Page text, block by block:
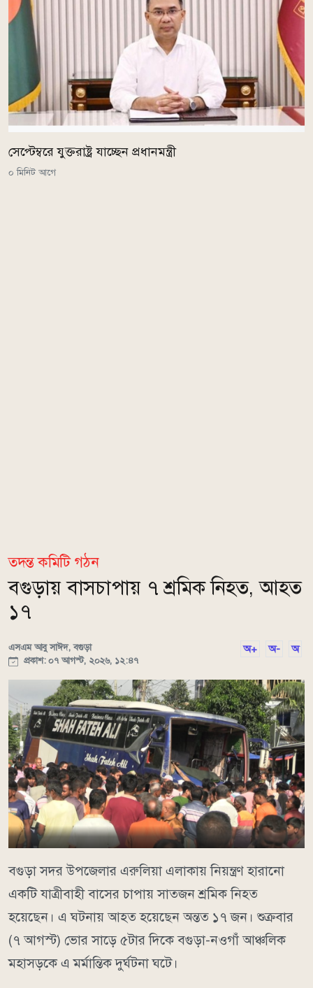
সেপ্টেম্বরে যুক্তরাষ্ট্র যাচ্ছেন প্রধানমন্ত্রী
০ মিনিট আগে
তদন্ত কমিটি গঠন
বগুড়ায় বাসচাপায় ৭ শ্রমিক নিহত, আহত
১৭
এসএম আবু সাঈদ, বগুড়া
প্রকাশ: ০৭ আগস্ট, ২০২৬, ১২:৪৭
অ+ অ- অ
বগুড়া সদর উপজেলার এরুলিয়া এলাকায় নিয়ন্ত্রণ হারানো
একটি যাত্রীবাহী বাসের চাপায় সাতজন শ্রমিক নিহত
হয়েছেন। এ ঘটনায় আহত হয়েছেন অন্তত ১৭ জন। শুক্রবার
(৭ আগস্ট) ভোর সাড়ে ৫টার দিকে বগুড়া-নওগাঁ আঞ্চলিক
মহাসড়কে এ মর্মান্তিক দুর্ঘটনা ঘটে।